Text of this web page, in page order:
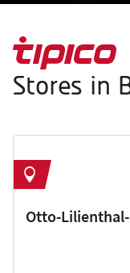
Stores in
Otto-